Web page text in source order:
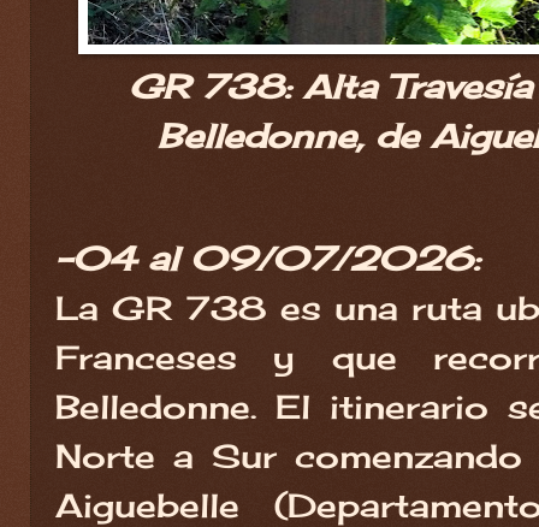
GR 738: Alta
Belledonne, de
-04 al 09/07/2026:
La GR 738 es una ruta
Franceses y que
Belledonne. El itinerario
Norte a Sur
Aiguebelle